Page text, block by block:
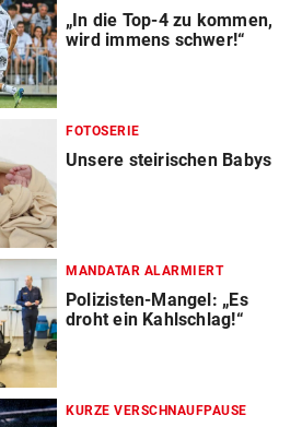
„In die Top-4 zu kommen,
wird immens schwer!“
FOTOSERIE
Unsere steirischen Babys
MANDATAR ALARMIERT
Polizisten-Mangel: „Es
droht ein Kahlschlag!“
KURZE VERSCHNAUFPAUSE